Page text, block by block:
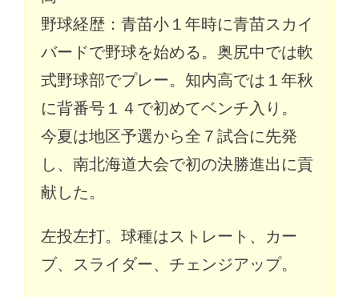
野球経歴：青苗小１年時に青苗スカイ
バードで野球を始める。奥尻中では軟
式野球部でプレー。知内高では１年秋
に背番号１４で初めてベンチ入り。
今夏は地区予選から全７試合に先発
し、南北海道大会で初の決勝進出に貢
献した。
左投左打。球種はストレート、カー
ブ、スライダー、チェンジアップ。